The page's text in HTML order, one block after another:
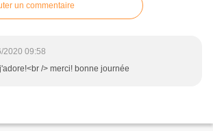
un commentaire
2020 09:58
/> merci! bonne journée